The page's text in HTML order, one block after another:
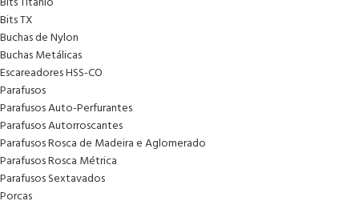
Bits TX
Buchas de Nylon
Buchas Metálicas
Escareadores HSS-CO
Parafusos
Parafusos Auto-Perfurantes
Parafusos Autorroscantes
Parafusos Rosca de Madeira e Aglomerado
Parafusos Rosca Métrica
Parafusos Sextavados
Porcas